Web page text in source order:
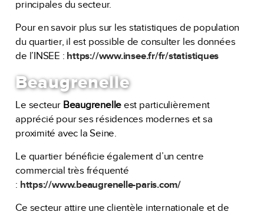
principales du secteur.
Pour en savoir plus sur les statistiques de population
du quartier, il est possible de consulter les données
de l’INSEE : https://www.insee.fr/fr/statistiques
Beaugrenelle
Le secteur Beaugrenelle est particulièrement
apprécié pour ses résidences modernes et sa
proximité avec la Seine.
Le quartier bénéficie également d’un centre
commercial très fréquenté
: https://www.beaugrenelle-paris.com/
Ce secteur attire une clientèle internationale et de